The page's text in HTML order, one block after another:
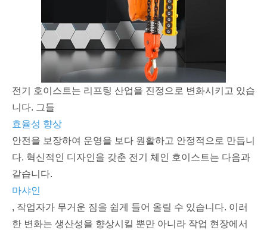
전기 호이스트는 리프팅 산업을 진정으로 변화시키고 있습
니다. 그들
효율성 향상
안전을 보장하여 운영을 보다 원활하고 안정적으로 만듭니
다. 혁신적인 디자인을 갖춘 전기 체인 호이스트는 다음과
같습니다.
마샤인
, 작업자가 무거운 짐을 쉽게 들어 올릴 수 있습니다. 이러
한 변화는 생산성을 향상시킬 뿐만 아니라 작업 현장에서